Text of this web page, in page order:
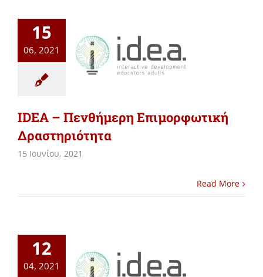
15
06, 2021
IDEA – Πενθήμερη Επιμορφωτική
Δραστηριότητα
15 Ιουνίου, 2021
Read More
12
04, 2021